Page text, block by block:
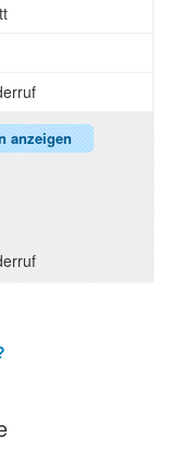
anzeigen